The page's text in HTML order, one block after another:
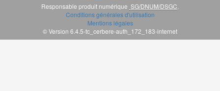
Responsable produit numérique SG/DNUM/DSGC
Conditions générales d'utilisation
Mentions légales
© Version 6.4.5-tc_cerbere-auth_172_183-internet